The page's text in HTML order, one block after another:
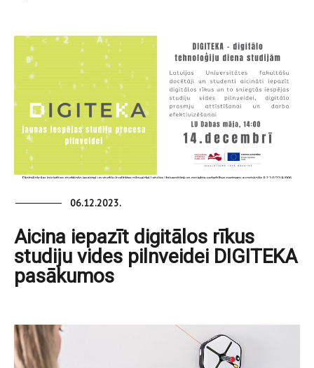
06.12.2023.
Aicina iepazīt digitālos rīkus
studiju vides pilnveidei DIGITEKA
pasākumos